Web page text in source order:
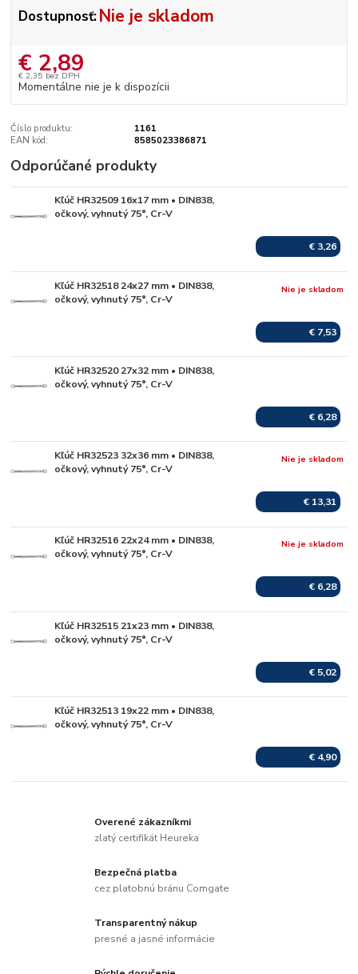
Dostupnosť:Nie je skladom
€ 2,89
€ 2,35 bez DPH
Momentálne nie je k dispozícii
Číslo produktu:
1161
EAN kód:
8585023386871
Odporúčané produkty
Kľúč HR32509 16x17 mm • DIN838,
očkový, vyhnutý 75°, Cr-V
€ 3,26
Kľúč HR32518 24x27 mm • DIN838,
očkový, vyhnutý 75°, Cr-V
€ 7,53
Nie je skladom
Kľúč HR32520 27x32 mm • DIN838,
očkový, vyhnutý 75°, Cr-V
€ 6,28
Kľúč HR32523 32x36 mm • DIN838,
očkový, vyhnutý 75°, Cr-V
€ 13,31
Nie je skladom
Kľúč HR32516 22x24 mm • DIN838,
očkový, vyhnutý 75°, Cr-V
€ 6,28
Nie je skladom
Kľúč HR32515 21x23 mm • DIN838,
očkový, vyhnutý 75°, Cr-V
€ 5,02
Kľúč HR32513 19x22 mm • DIN838,
očkový, vyhnutý 75°, Cr-V
€ 4,90
Overené zákazníkmi
zlatý certifikát Heureka
Bezpečná platba
cez platobnú bránu Comgate
Transparentný nákup
presné a jasné informácie